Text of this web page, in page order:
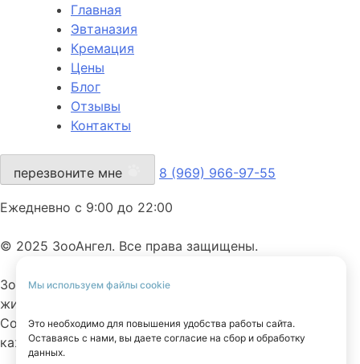
Мы используем файлы cookie
Это необходимо для повышения удобства работы сайта.
Оставаясь с нами, вы даете согласие на сбор и обработку
данных.
Главная
Эвтаназия
Кремация
Цены
Блог
Отзывы
Контакты
перезвоните мне 8 (969) 966-97-55
Ежедневно с 9:00 до 22:00
© 2025 ЗооАнгел. Все права защищены.
ЗооАнгел — ритуальная служба для домашних
животных.
Сопровождаем с заботой, вниманием и уважением к
каждому питомцу.